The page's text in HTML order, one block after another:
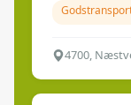
4700,